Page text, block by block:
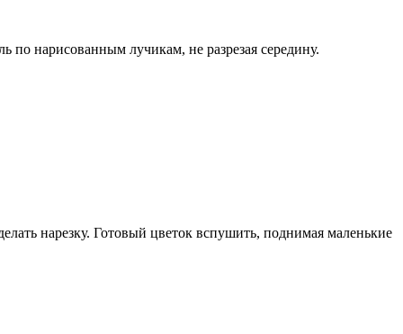
по нарисованным лучикам, не разрезая середину.
нарезку. Готовый цветок вспушить, поднимая маленькие